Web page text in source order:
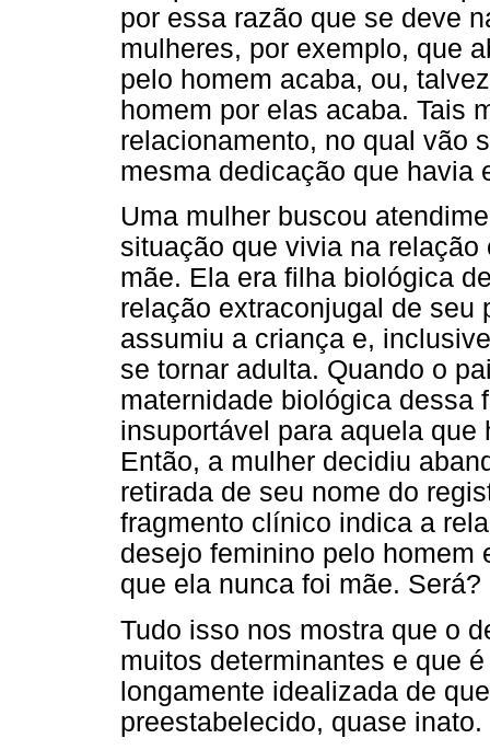
por essa razão que se deve
mulheres, por exemplo, que
pelo homem acaba, ou,
homem por elas acaba. Tais
relacionamento, no qual vão
mesma dedicação que havia
Uma mulher buscou
situação que vivia na
mãe. Ela era filha biológica
relação extraconjugal de seu
assumiu a criança e,
se tornar adulta. Quando o
maternidade biológica dessa
insuportável para aquela
Então, a mulher decidiu
retirada de seu nome do
fragmento clínico indica a
desejo feminino pelo homem
que ela nunca foi mãe. Será?
Tudo isso nos mostra que o
muitos determinantes e que
longamente idealizada de
preestabelecido, quase inato.